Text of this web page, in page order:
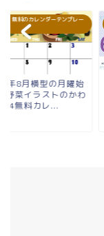
・無料のカレンダーテンプレー
年8月横型の月曜始
野菜イラストのかわ
A4無料カレ...